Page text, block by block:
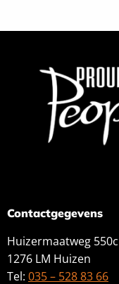
Contactgegevens
Huizermaatweg 550c
1276 LM Huizen
Tel: 035 – 528 83 66